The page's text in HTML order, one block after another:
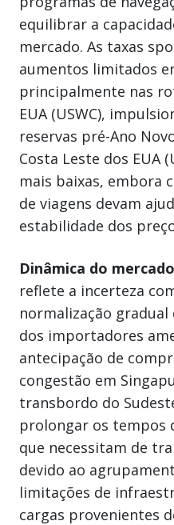
equilibrar a
mercado. As taxas
aumentos limitados
principalmente nas
EUA (USWC),
reservas pré-Ano
Costa Leste dos EUA
mais baixas, embora
de viagens devam
estabilidade dos
Dinâmica do
reflete a incerteza
normalização
dos importadores
antecipação de
congestão em
transbordo do
prolongar os tempos
que necessitam de
devido ao
limitações de
cargas provenientes